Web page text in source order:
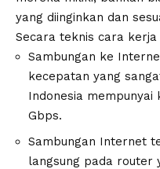
yang diinginkan dan
Secara teknis cara kerja
Sambungan ke
kecepatan yang
Indonesia
Gbps.
Sambungan Internet
langsung pada router